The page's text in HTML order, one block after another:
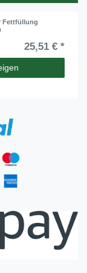
Fettfüllung
25,51 € *